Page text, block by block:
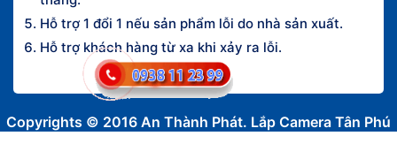
Hỗ trợ 1 đổi 1 nếu sản phẩm lỗi do nhà sản xuất.
Hỗ trợ khách hàng từ xa khi xảy ra lỗi.
Copyrights © 2016 An Thành Phát. Lắp Camera Tân Phú